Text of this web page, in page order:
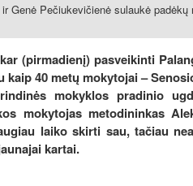
Genė Pečiukevičienė sulaukė
(pirmadienį) pasveikinti
40 metų mokytojai –
mokyklos pradinio
mokytojas metodininkas
laiko skirti sau, tačiau
kartai.